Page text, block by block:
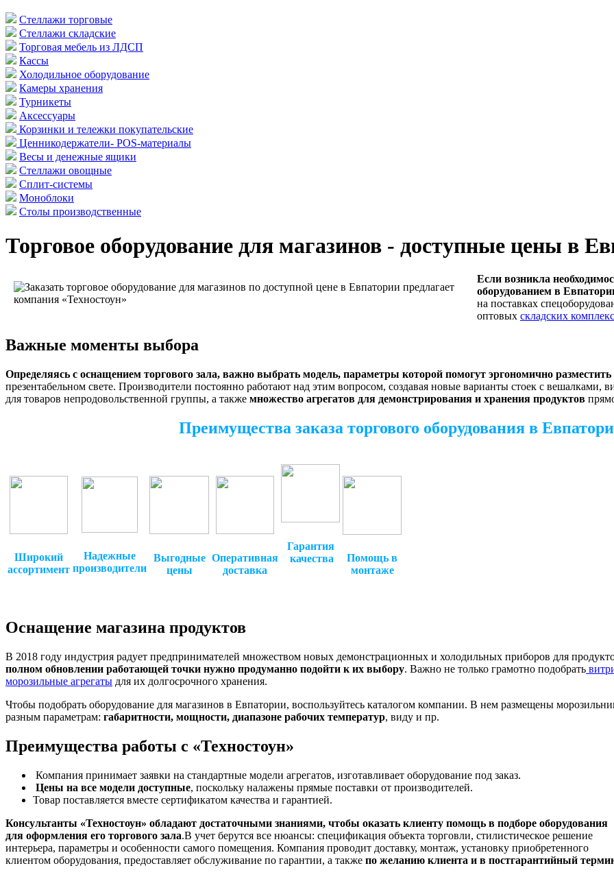
Стеллажи торговые
Стеллажи складские
Торговая мебель из ЛДСП
Кассы
Холодильное оборудование
Камеры хранения
Турникеты
Аксессуары
Корзинки и тележки покупательские
Ценникодержатели- POS-материалы
Весы и денежные ящики
Стеллажи овощные
Сплит-системы
Моноблоки
Столы производственные
Торговое оборудование для магазинов - доступные цены в
Если возникла
оборудованием в
на поставках
оптовых складских
Важные моменты выбора
Определяясь с оснащением торгового зала, важно выбрать модель, параметры которой помогут эргономично
презентабельном свете. Производители постоянно работают над этим вопросом, создавая новые варианты стоек с вешалками,
для товаров непродовольственной группы, а также множество агрегатов для демонстрирования и хранения продуктов
Преимущества заказа торгового оборудования в
Широкий
ассортимент
Надежные
производители
Выгодные
цены
Оперативная
доставка
Гарантия
качества
Помощь в
монтаже
Оснащение магазина продуктов
В 2018 году индустрия радует предпринимателей множеством новых демонстрационных и холодильных приборов для
полном обновлении работающей точки нужно продуманно подойти к их выбору. Важно не только грамотно подобрать
морозильные агрегаты для их долгосрочного хранения.
Чтобы подобрать оборудование для магазинов в Евпатории, воспользуйтесь каталогом компании. В нем размещены
разным параметрам: габаритности, мощности, диапазоне рабочих температур, виду и пр.
Преимущества работы с «Техностоун»
Компания принимает заявки на стандартные модели агрегатов, изготавливает оборудование под заказ.
Цены на все модели доступные, поскольку налажены прямые поставки от производителей.
Товар поставляется вместе сертификатом качества и гарантией.
Консультанты «Техностоун» обладают достаточными знаниями, чтобы оказать клиенту помощь в подборе оборудования
для оформления его торгового зала.В учет берутся все нюансы: спецификация объекта торговли, стилистическое решение
интерьера, параметры и особенности самого помещения. Компания проводит доставку, монтаж, установку приобретенного
клиентом оборудования, предоставляет обслуживание по гарантии, а также по желанию клиента и в постгарантийный